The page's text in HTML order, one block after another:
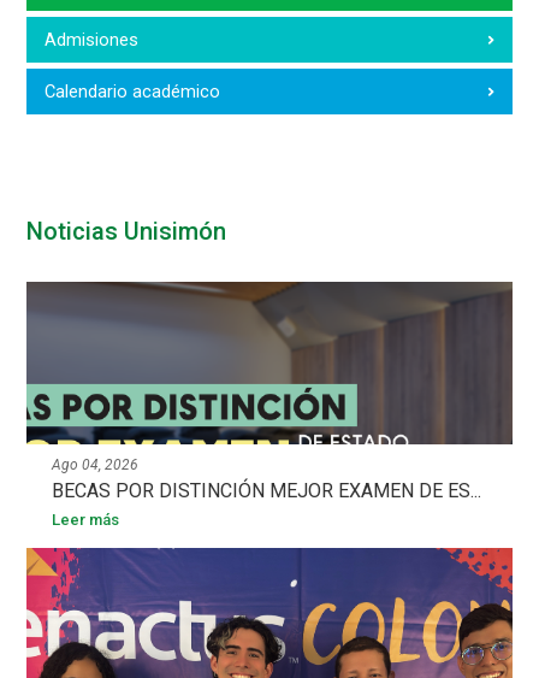
Admisiones
Calendario académico
Noticias Unisimón
Ago 04, 2026
BECAS POR DISTINCIÓN MEJOR EXAMEN DE ES...
Leer más